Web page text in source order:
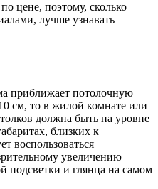
цене, поэтому, сколько
лучше узнавать
приближает потолочную
см, то в жилой комнате или
должна быть на уровне
близких к
воспользоваться
увеличению
подсветки и глянца на самом